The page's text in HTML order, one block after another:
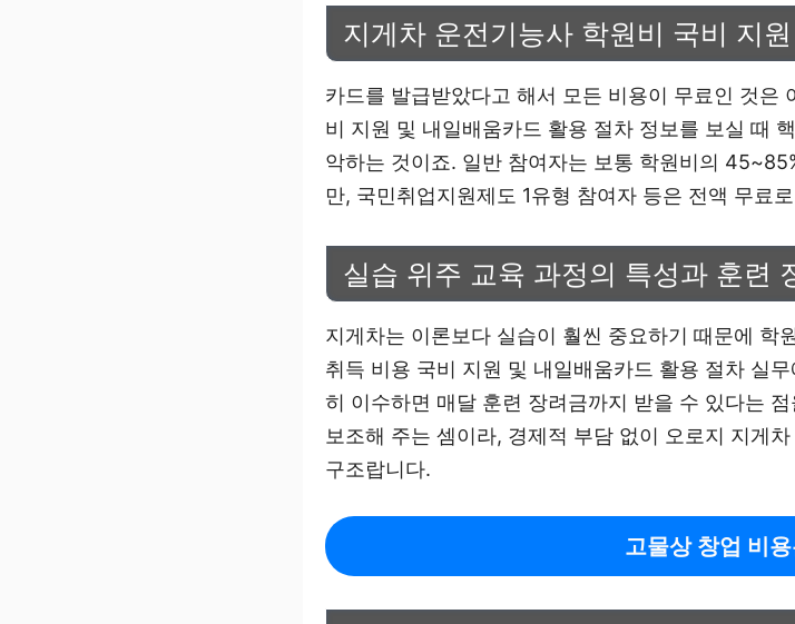
지게차 운전기능사 학원비 국비 지
카드를 발급받았다고 해서 모든 비용이 무료인 것은
비 지원 및 내일배움카드 활용 절차 정보를 보실 때
악하는 것이죠. 일반 참여자는 보통 학원비의
만, 국민취업지원제도 1유형 참여자 등은 전액 무료
실습 위주 교육 과정의 특성과 훈련
지게차는 이론보다 실습이 훨씬 중요하기 때문에 학
취득 비용 국비 지원 및 내일배움카드 활용 절차 실
히 이수하면 매달 훈련 장려금까지 받을 수 있다는
보조해 주는 셈이라, 경제적 부담 없이 오로지 지게
구조랍니다.
고물상 창업 비